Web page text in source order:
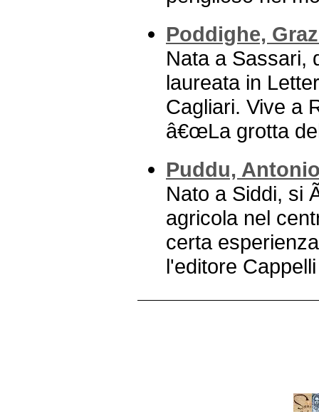
Poddighe,
Nata a Sassari,
laureata in
Cagliari. Vive a
â€œLa grotta
Puddu,
Nato a Siddi, si
agricola nel
certa
l'editore